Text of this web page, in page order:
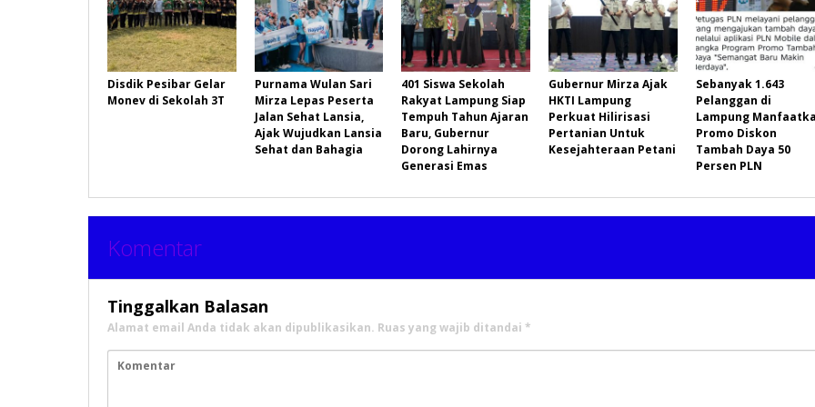
Disdik Pesibar Gelar
Monev di Sekolah 3T
Purnama Wulan Sari
Mirza Lepas Peserta
Jalan Sehat Lansia,
Ajak Wujudkan Lansia
Sehat dan Bahagia
401 Siswa Sekolah
Rakyat Lampung Siap
Tempuh Tahun Ajaran
Baru, Gubernur
Dorong Lahirnya
Generasi Emas
Gubernur Mirza Ajak
HKTI Lampung
Perkuat Hilirisasi
Pertanian Untuk
Kesejahteraan Petani
Sebanyak 1.643
Pelanggan di
Lampung
Promo Diskon
Tambah Daya 50
Persen PLN
Komentar
Tinggalkan Balasan
Alamat email Anda tidak akan dipublikasikan. Ruas yang wajib ditandai *